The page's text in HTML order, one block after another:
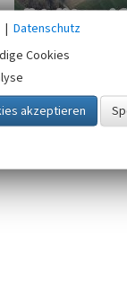
| Datenschutz
Cookies